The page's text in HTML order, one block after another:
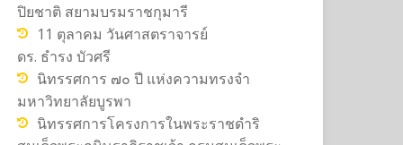
ปิยชาติ สยามบรมราชกุมารี
11 ตุลาคม วันศาสตราจารย์
ดร. ธำรง บัวศรี
นิทรรศการ ๗๐ ปี แห่งความทรงจำ
มหาวิทยาลัยบูรพา
นิทรรศการโครงการในพระราชดำริ